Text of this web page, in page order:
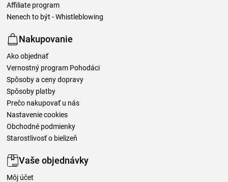
Affiliate program
Nenech to být - Whistleblowing
Nakupovanie
Ako objednať
Vernostný program Pohodáci
Spôsoby a ceny dopravy
Spôsoby platby
Prečo nakupovať u nás
Nastavenie cookies
Obchodné podmienky
Starostlivosť o bielizeň
Vaše objednávky
Môj účet